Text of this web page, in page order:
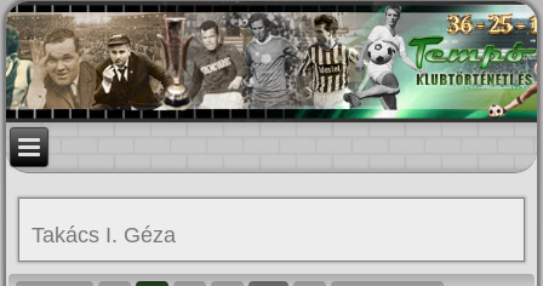
Takács I. Géza